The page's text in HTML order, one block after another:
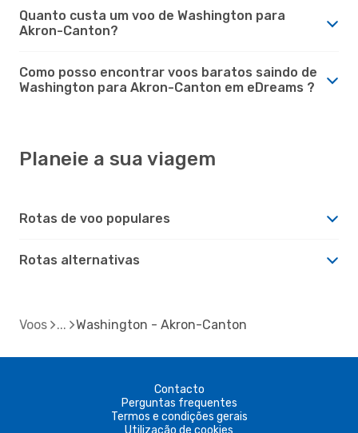
Quanto custa um voo de Washington para
Akron-Canton?
Como posso encontrar voos baratos saindo de
Washington para Akron-Canton em eDreams ?
Planeie a sua viagem
Rotas de voo populares
Rotas alternativas
Voos Washington - Akron-Canton
Contacto
Perguntas frequentes
Termos e condições gerais
Utilização de cookies